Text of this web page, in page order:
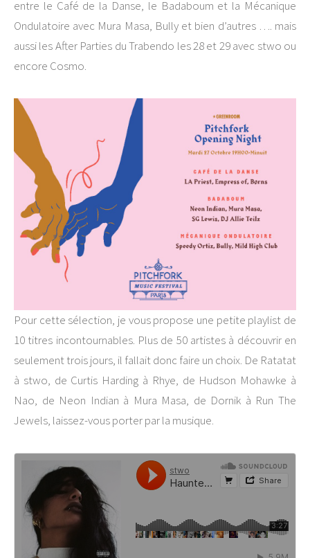
entre le Café de la Danse, le Badaboum et la Mécanique
Ondulatoire avec Mura Masa, Bully et bien d’autres …. mais
aussi les After Parties du Trabendo les 28 et 29 avec stwo ou
encore Cosmo.
Pour cette sélection, je vous propose une petite playlist de
10 titres incontournables. Plus de 50 artistes à découvrir en
seulement trois jours, il fallait donc faire un choix. De Ratatat
à stwo, de Curtis Harding à Rhye, de Hudson Mohawke à
Nao, de Neon Indian à Mura Masa, de Dornik à Run The
Jewels, laissez-vous porter par la musique.